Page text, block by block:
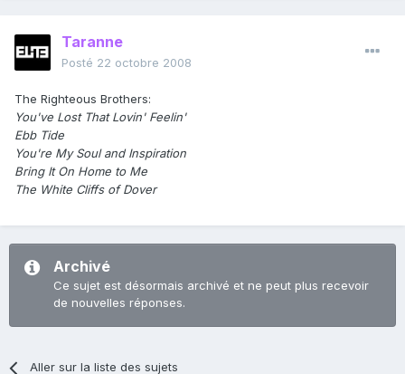
Taranne
Posté 22 octobre 2008
The Righteous Brothers:
You've Lost That Lovin' Feelin'
Ebb Tide
You're My Soul and Inspiration
Bring It On Home to Me
The White Cliffs of Dover
Archivé
Ce sujet est désormais archivé et ne peut plus recevoir
de nouvelles réponses.
Aller sur la liste des sujets